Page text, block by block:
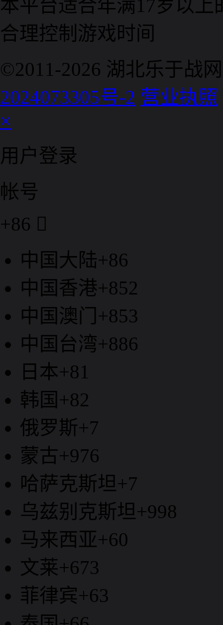
本平台适合年满17岁以
合理控制游戏时间
©2011-2026 湖北乐于战
2024073305号-2 营业执照
×
用户登录
帐号
+86 
中国大陆+86
中国香港+852
中国澳门+853
中国台湾+886
日本+81
韩国+82
俄罗斯+7
蒙古+976
哈萨克斯坦+7
乌兹别克斯坦+998
马来西亚+60
文莱+673
菲律宾+63